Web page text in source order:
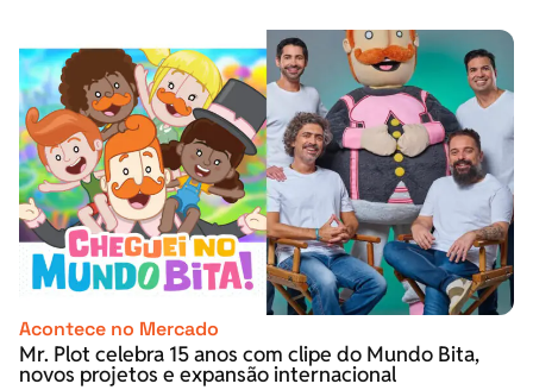
Acontece no Mercado
Mr. Plot celebra 15 anos com clipe do Mundo Bita,
novos projetos e expansão internacional